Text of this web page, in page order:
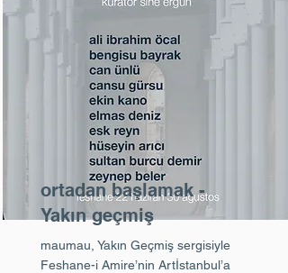
ortadan başlamak -
Yakın geçmiş
maumau, Yakın Geçmiş sergisiyle
Feshane-i Amire’nin Artİstanbul’a